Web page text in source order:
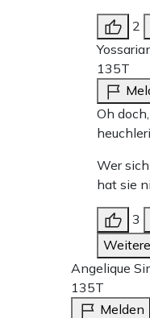
2
135T
Oh
Wer
hat sie
3
Angelique
135T
Melden